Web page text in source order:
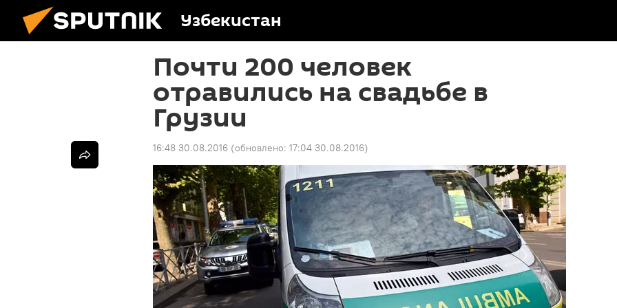
Узбекистан
Почти 200 человек
отравились на свадьбе в
Грузии
16:48 30.08.2016 (обновлено: 17:04 30.08.2016)